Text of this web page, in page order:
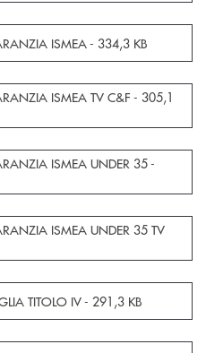
finestraISMEA - 334,3 KB
finestraISMEA TV C&F - 305,1
finestraISMEA UNDER 35 -
finestraISMEA UNDER 35 TV
finestra
TITOLO IV - 291,3 KB